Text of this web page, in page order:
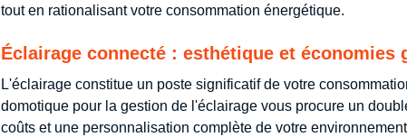
tout en rationalisant votre consommation énergétique.
Éclairage connecté : esthétique et économies
L'éclairage constitue un poste significatif de votre
domotique pour la gestion de l'éclairage vous procure un
coûts et une personnalisation complète de votre